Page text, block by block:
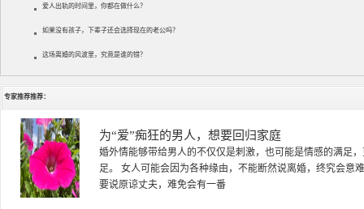
爱人出轨的时间里，你都在做什么？
如果没有孩子，下辈子还会选择现在的老公吗？
这场离婚的风波里，究竟是谁的错？
专家推荐推荐：
徐珞棋
徐珞棋，婚姻家庭咨询师，毕业于重庆师范大学心理学专业
多年，对婚姻情感分析、恋爱择偶、夫妻关系，情感挽回、
千小时，积累了丰富的咨